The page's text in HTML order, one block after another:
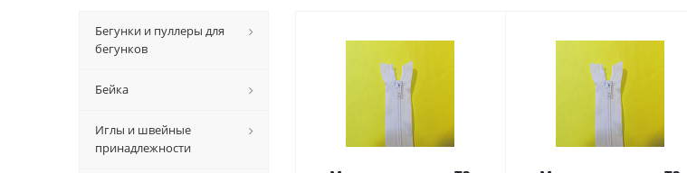
Бегунки и пуллеры для
бегунков
Бейка
Иглы и швейные
принадлежности